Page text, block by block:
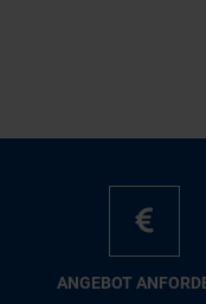
AN­GE­BOT